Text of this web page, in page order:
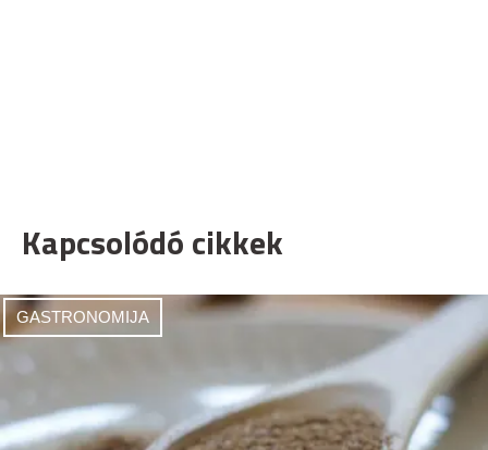
Kapcsolódó cikkek
GASTRONOMIJA